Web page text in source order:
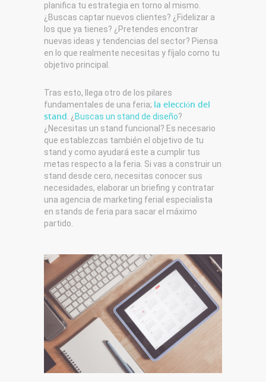
planifica tu estrategia en torno al mismo.
¿Buscas captar nuevos clientes? ¿Fidelizar a
los que ya tienes? ¿Pretendes encontrar
nuevas ideas y tendencias del sector? Piensa
en lo que realmente necesitas y fíjalo como tu
objetivo principal.
Tras esto, llega otro de los pilares
fundamentales de una feria; la elección del
stand. ¿ Buscas un stand de diseño?
¿Necesitas un stand funcional? Es necesario
que establezcas también el objetivo de tu
stand y como ayudará este a cumplir tus
metas respecto a la feria. Si vas a construir un
stand desde cero, necesitas conocer sus
necesidades, elaborar un briefing y contratar
una agencia de marketing ferial especialista
en stands de feria para sacar el máximo
partido.